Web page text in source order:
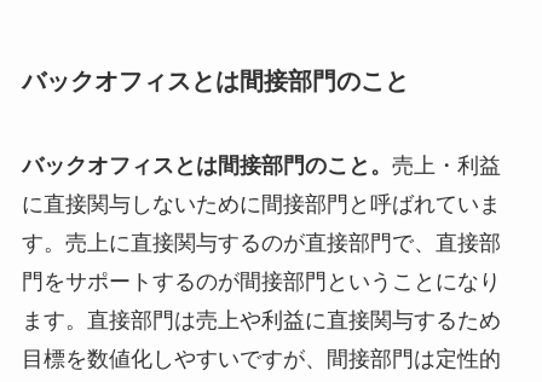
バックオフィスとは間接部門のこと
バックオフィスとは間接部門のこと。 売上・利益
に直接関与しないために間接部門と呼ばれていま
す。売上に直接関与するのが直接部門で、直接部
門をサポートするのが間接部門ということになり
ます。直接部門は売上や利益に直接関与するため
目標を数値化しやすいですが、間接部門は定性的